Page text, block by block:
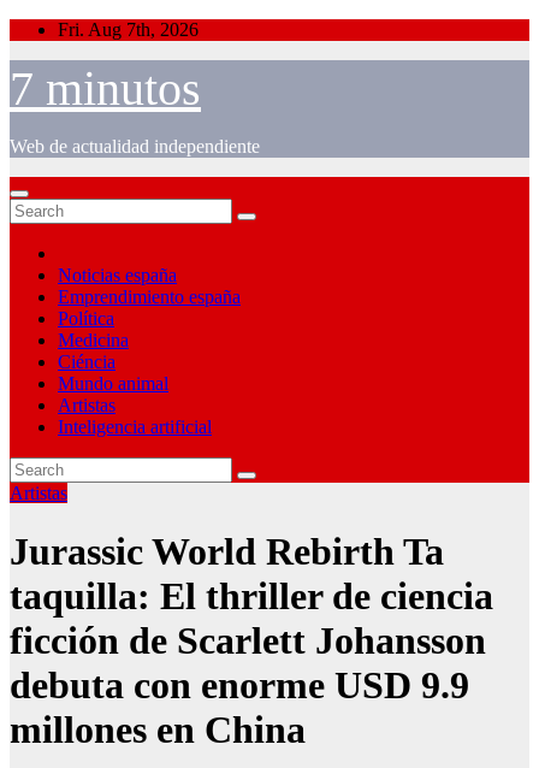
Skip
content
Fri. Aug 7th, 2026
7 minutos
Web de actualidad independiente
Noticias españa
Emprendimiento españa
Política
Medicina
Ciéncia
Mundo animal
Artistas
Inteligencia artificial
Artistas
Jurassic World Rebirth Ta
taquilla: El thriller de ciencia
ficción de Scarlett Johansson
debuta con enorme USD 9.9
millones en China